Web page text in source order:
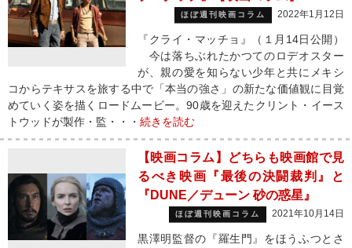
ほぼ週刊映画コラム 2022年1月12日
『クライ・マッチョ』（１月14日公開）
今は落ちぶれたかつてのロデオスター
が、親の愛を知らない少年と共にメキシ
コからテキサスを旅する中で「本当の強さ」の新たな価値観に目覚
めていく姿を描くロードムービー。90歳を迎えたクリント・イース
トウッドが製作・監・・・ 続きを読む
【映画コラム】どちらも映画館で見
るべき映画『最後の決闘裁判』と
『DUNE／デューン 砂の惑星』
ほぼ週刊映画コラム 2021年10月14日
黒澤明監督の『羅生門』をほうふつとさ